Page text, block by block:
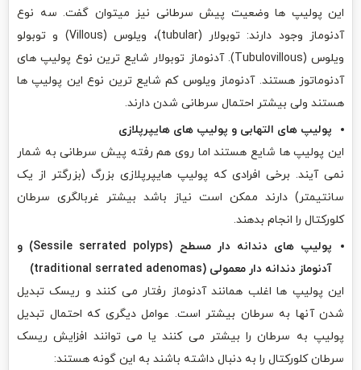
این پولیپ ها وضعیت پیش سرطانی نیز میتوان گفت. سه نوع
آدنوماز وجود دارند: توبولار (tubular)، ویلوس (Villous) و توبولو
ویلوس (Tubulovillous). آدنوماز توبولار شایع ترین نوع پولیپ های
آدنوماتوز هستند. آدنوماز ویلوس کم شایع ترین نوع این پولیپ ها
هستند ولی بیشتر احتمال سرطانی شدن دارند.
پولیپ های التهابی و پولیپ های هایپرپلازی
این پولیپ ها شایع هستند اما روی هم رفته پیش سرطانی به شمار
نمی آیند. برخی افرادی که پولیپ هایپرپلازی بزرگ (بزرگتر از یک
سانتیمتر) دارند ممکن است نیاز باشد بیشتر غربالگری سرطان
کلورکتال را انجام بدهند.
پولیپ های دندانه دار مسطح (Sessile serrated polyps) و
آدنوماز دندانه دار معمولی (traditional serrated adenomas)
این پولیپ ها اغلب همانند آدنوماز رفتار می کنند و ریسک تبدیل
شدن آنها به سرطان بیشتر است. عوامل دیگری که احتمال تبدیل
پولیپ به سرطان را بیشتر می کنند یا می توانند افزایش ریسک
سرطان کلورکتال را به دنبال داشته باشند به این گونه هستند: